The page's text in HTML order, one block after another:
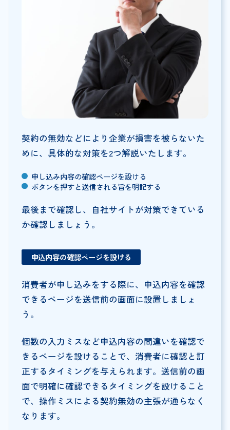
契約の無効などにより企業が損害を被らないた
めに、具体的な対策を2つ解説いたします。
申し込み内容の確認ページを設ける
ボタンを押すと送信される旨を明記する
最後まで確認し、自社サイトが対策できている
か確認しましょう。
申込内容の確認ページを設ける
消費者が申し込みをする際に、申込内容を確認
できるページを送信前の画面に設置しましょ
う。
個数の入力ミスなど申込内容の間違いを確認で
きるページを設けることで、消費者に確認と訂
正するタイミングを与えられます。送信前の画
面で明確に確認できるタイミングを設けること
で、操作ミスによる契約無効の主張が通らなく
なります。